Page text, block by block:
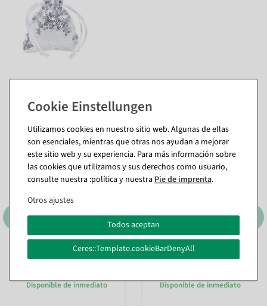
También te puede gustar (8)
%
Bolsitas de organza
lentejuelas 18 cm, 10 piezas,
Disponible de inmediato
Saquitos de organza
lentejuelas 18 cm, 10 piezas,
Disponible de inmediato
Utilizamos cookies en nuestro sitio web. Algunas de ellas
son esenciales, mientras que otras nos ayudan a mejorar
este sitio web y su experiencia. Para más información sobre
las cookies que utilizamos y sus derechos como usuario,
consulte nuestra :política y nuestra Pie de imprenta.
Otros ajustes
Todos aceptan
Ceres::Template.cookieBarDenyAll